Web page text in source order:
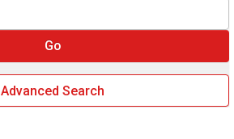
Advanced Search